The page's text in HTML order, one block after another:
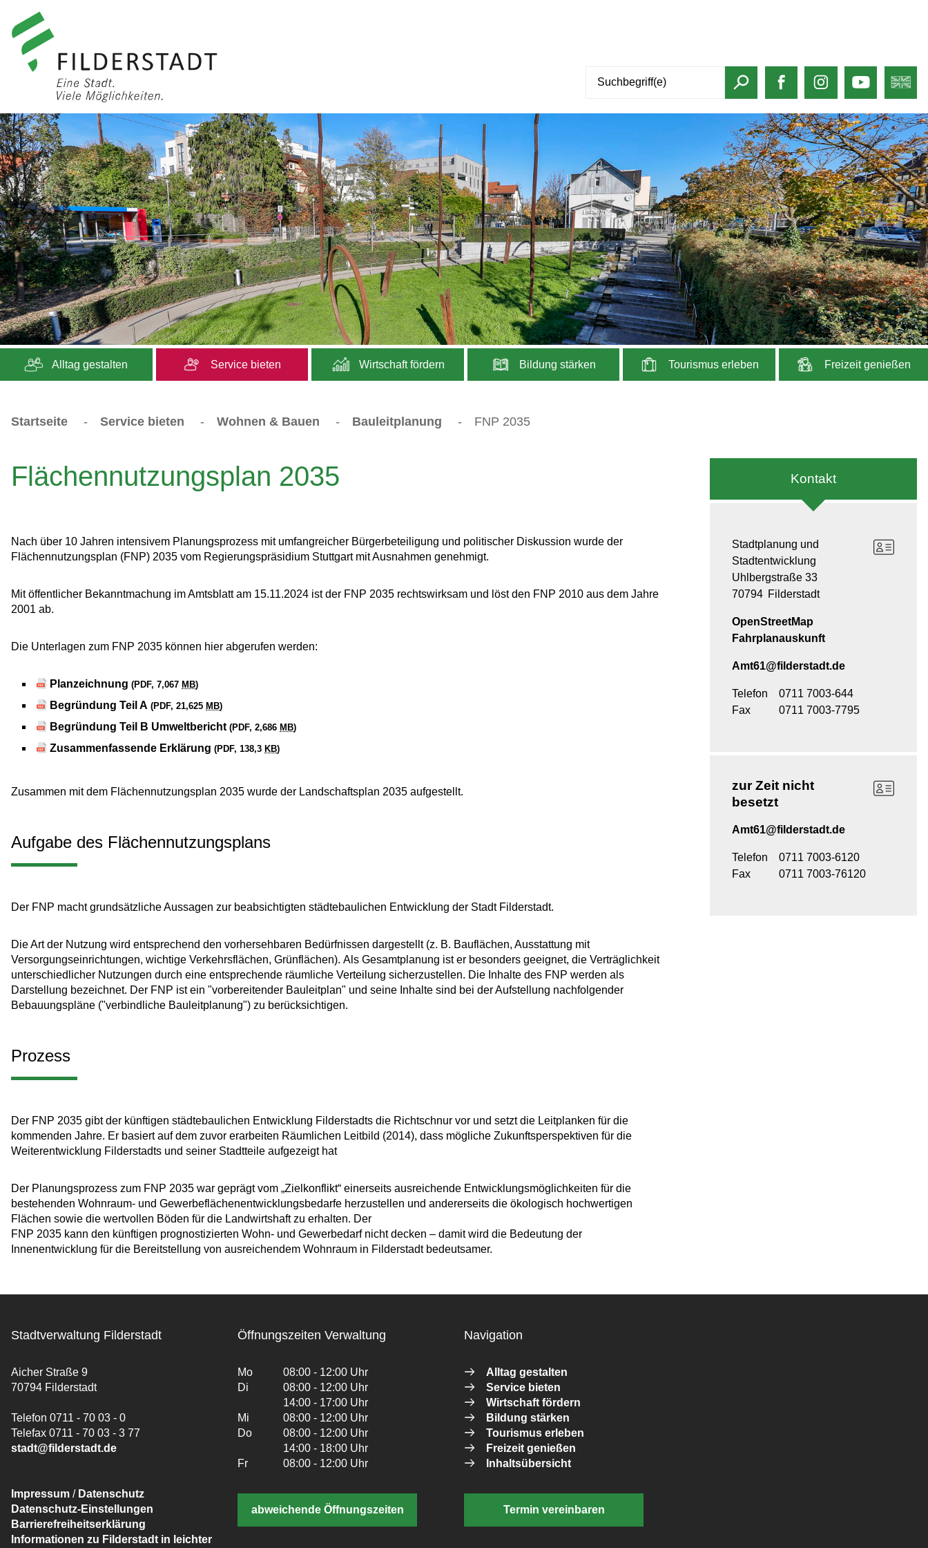
Alltag gestalten Service bieten Wirtschaft fördern Bildung stärken Tourismus erleben Freizeit genießen
Startseite - Service bieten - Wohnen & Bauen - Bauleitplanung - FNP 2035
Flächennutzungsplan 2035
Nach über 10 Jahren intensivem Planungsprozess mit umfangreicher Bürgerbeteiligung und politischer Diskussion wurde der
Flächennutzungsplan (FNP) 2035 vom Regierungspräsidium Stuttgart mit Ausnahmen genehmigt.
Mit öffentlicher Bekanntmachung im Amtsblatt am 15.11.2024 ist der FNP 2035 rechtswirksam und löst den FNP 2010 aus dem Jahre
2001 ab.
Die Unterlagen zum FNP 2035 können hier abgerufen werden:
Planzeichnung (PDF, 7,067 MB)
Begründung Teil A (PDF, 21,625 MB)
Begründung Teil B Umweltbericht (PDF, 2,686 MB)
Zusammenfassende Erklärung (PDF, 138,3 KB)
Zusammen mit dem Flächennutzungsplan 2035 wurde der Landschaftsplan 2035 aufgestellt.
Aufgabe des Flächennutzungsplans
Der FNP macht grundsätzliche Aussagen zur beabsichtigten städtebaulichen Entwicklung der Stadt Filderstadt.
Die Art der Nutzung wird entsprechend den vorhersehbaren Bedürfnissen dargestellt (z. B. Bauflächen, Ausstattung mit
Versorgungseinrichtungen, wichtige Verkehrsflächen, Grünflächen). Als Gesamtplanung ist er besonders geeignet, die Verträglichkeit
unterschiedlicher Nutzungen durch eine entsprechende räumliche Verteilung sicherzustellen. Die Inhalte des FNP werden als
Darstellung bezeichnet. Der FNP ist ein "vorbereitender Bauleitplan" und seine Inhalte sind bei der Aufstellung nachfolgender
Bebauungspläne ("verbindliche Bauleitplanung") zu berücksichtigen.
Prozess
Der FNP 2035 gibt der künftigen städtebaulichen Entwicklung Filderstadts die Richtschnur vor und setzt die Leitplanken für die
kommenden Jahre. Er basiert auf dem zuvor erarbeiten Räumlichen Leitbild (2014), dass mögliche Zukunftsperspektiven für die
Weiterentwicklung Filderstadts und seiner Stadtteile aufgezeigt hat
Der Planungsprozess zum FNP 2035 war geprägt vom „Zielkonflikt“ einerseits ausreichende Entwicklungsmöglichkeiten für die
bestehenden Wohnraum- und Gewerbeflächenentwicklungsbedarfe herzustellen und andererseits die ökologisch hochwertigen
Flächen sowie die wertvollen Böden für die Landwirtshaft zu erhalten. Der
FNP 2035 kann den künftigen prognostizierten Wohn- und Gewerbedarf nicht decken – damit wird die Bedeutung der
Innenentwicklung für die Bereitstellung von ausreichendem Wohnraum in Filderstadt bedeutsamer.
Kontakt
Stadtplanung und
Stadtentwicklung
Uhlbergstraße 33
70794 Filderstadt
OpenStreetMap
Fahrplanauskunft
Amt61@filderstadt.de
Telefon
0711 7003-644
Fax
0711 7003-7795
zur Zeit nicht
besetzt
Amt61@filderstadt.de
Telefon
0711 7003-6120
Fax
0711 7003-76120
Stadtverwaltung Filderstadt
Aicher Straße 9
70794 Filderstadt
Telefon 0711 - 70 03 - 0
Telefax 0711 - 70 03 - 3 77
stadt@filderstadt.de
Impressum / Datenschutz
Datenschutz-Einstellungen
Barrierefreiheitserklärung
Informationen zu Filderstadt in leichter
Öffnungszeiten Verwaltung
Mo
08:00 - 12:00 Uhr
Di
08:00 - 12:00 Uhr
14:00 - 17:00 Uhr
Mi
08:00 - 12:00 Uhr
Do
08:00 - 12:00 Uhr
14:00 - 18:00 Uhr
Fr
08:00 - 12:00 Uhr
abweichende Öffnungszeiten
Navigation
Alltag gestalten
Service bieten
Wirtschaft fördern
Bildung stärken
Tourismus erleben
Freizeit genießen
Inhaltsübersicht
Termin vereinbaren